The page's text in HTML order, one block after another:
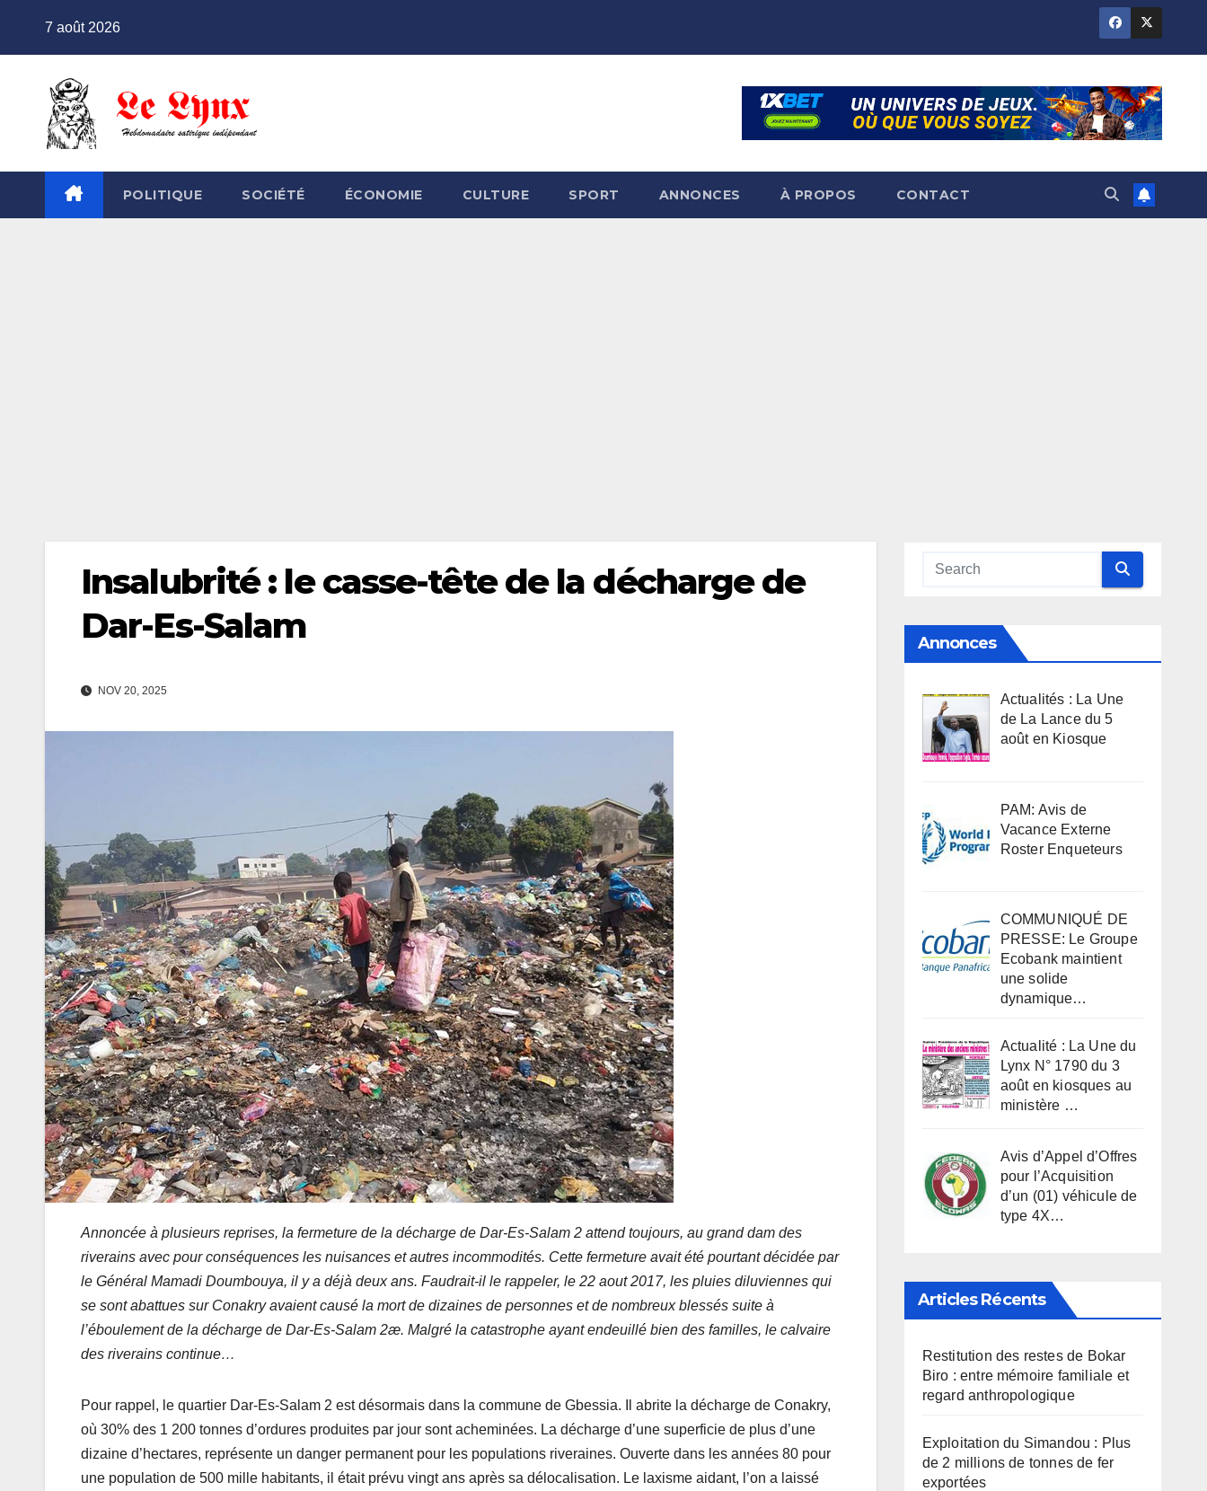
7 août 2026
POLITIQUE SOCIÉTÉ ÉCONOMIE CULTURE SPORT ANNONCES À PROPOS CONTACT
Insalubrité : le casse-tête de la décharge de
Dar-Es-Salam
NOV 20, 2025
Annoncée à plusieurs reprises, la fermeture de la décharge de Dar-Es-Salam 2 attend toujours, au grand dam des
riverains avec pour conséquences les nuisances et autres incommodités. Cette fermeture avait été pourtant décidée par
le Général Mamadi Doumbouya, il y a déjà deux ans. Faudrait-il le rappeler, le 22 aout 2017, les pluies diluviennes qui
se sont abattues sur Conakry avaient causé la mort de dizaines de personnes et de nombreux blessés suite à
l’éboulement de la décharge de Dar-Es-Salam 2æ. Malgré la catastrophe ayant endeuillé bien des familles, le calvaire
des riverains continue…
Pour rappel, le quartier Dar-Es-Salam 2 est désormais dans la commune de Gbessia. Il abrite la décharge de Conakry,
où 30% des 1 200 tonnes d’ordures produites par jour sont acheminées. La décharge d’une superficie de plus d’une
dizaine d’hectares, représente un danger permanent pour les populations riveraines. Ouverte dans les années 80 pour
une population de 500 mille habitants, il était prévu vingt ans après sa délocalisation. Le laxisme aidant, l’on a laissé
Annonces
Actualités : La Une
de La Lance du 5
août en Kiosque
PAM: Avis de
Vacance Externe
Roster Enqueteurs
COMMUNIQUÉ DE
PRESSE: Le Groupe
Ecobank maintient
une solide
dynamique…
Actualité : La Une du
Lynx N° 1790 du 3
août en kiosques au
ministère …
Avis d’Appel d’Offres
pour l’Acquisition
d’un (01) véhicule de
type 4X…
Articles Récents
Restitution des restes de Bokar
Biro : entre mémoire familiale et
regard anthropologique
Exploitation du Simandou : Plus
de 2 millions de tonnes de fer
exportées